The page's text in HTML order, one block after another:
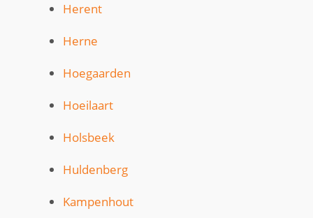
Herent
Herne
Hoegaarden
Hoeilaart
Holsbeek
Huldenberg
Kampenhout